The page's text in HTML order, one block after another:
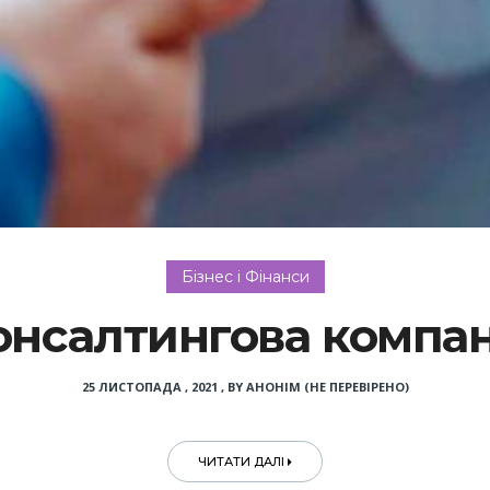
Бізнес і Фінанси
25 ЛИСТОПАДА , 2021 , BY АНОНІМ (НЕ ПЕРЕВІРЕНО)
ЧИТАТИ ДАЛІ